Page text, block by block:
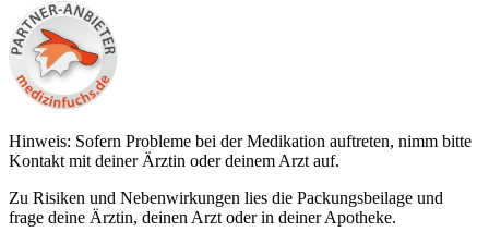
Hinweis: Sofern Probleme bei der Medikation auftreten, nimm bitte
Kontakt mit deiner Ärztin oder deinem Arzt auf.
Zu Risiken und Nebenwirkungen lies die Packungsbeilage und
frage deine Ärztin, deinen Arzt oder in deiner Apotheke.